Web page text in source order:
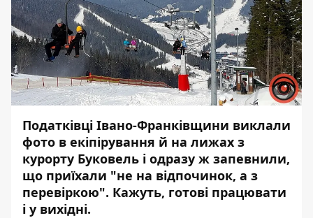
Податківці Івано-Франківщини виклали
фото в екіпірування й на лижах з
курорту Буковель і одразу ж запевнили,
що приїхали "не на відпочинок, а з
перевіркою". Кажуть, готові працювати
і у вихідні.